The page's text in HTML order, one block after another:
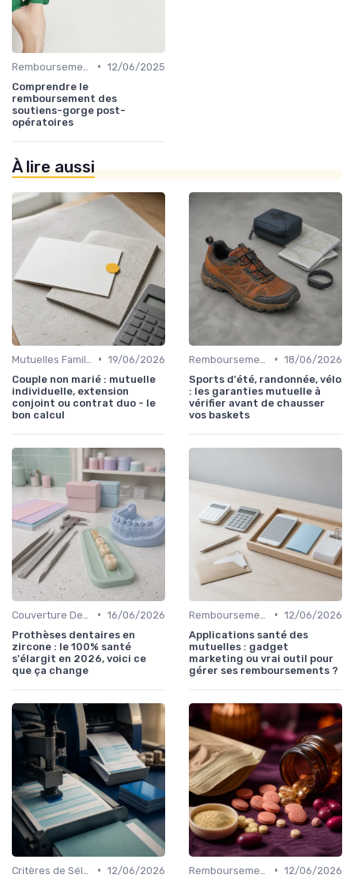
• 12/06/2025
Comprendre le
remboursement des
soutiens-gorge post-
opératoires
À lire aussi
• 19/06/2026
Couple non marié : mutuelle
individuelle, extension
conjoint ou contrat duo - le
bon calcul
• 18/06/2026
Sports d'été, randonnée, vélo
: les garanties mutuelle à
vérifier avant de chausser
vos baskets
• 16/06/2026
Prothèses dentaires en
zircone : le 100% santé
s'élargit en 2026, voici ce
que ça change
• 12/06/2026
Applications santé des
mutuelles : gadget
marketing ou vrai outil pour
gérer ses remboursements ?
• 12/06/2026
• 12/06/2026